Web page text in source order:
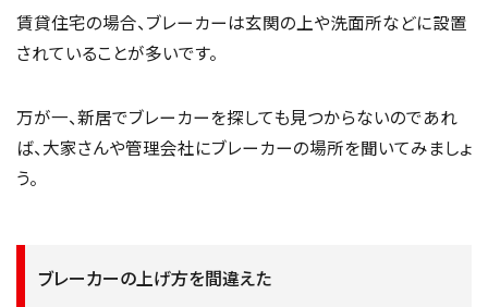
賃貸住宅の場合、ブレーカーは玄関の上や洗面所などに設置
されていることが多いです。
万が一、新居でブレーカーを探しても見つからないのであれ
ば、大家さんや管理会社にブレーカーの場所を聞いてみましょ
う。
ブレーカーの上げ方を間違えた